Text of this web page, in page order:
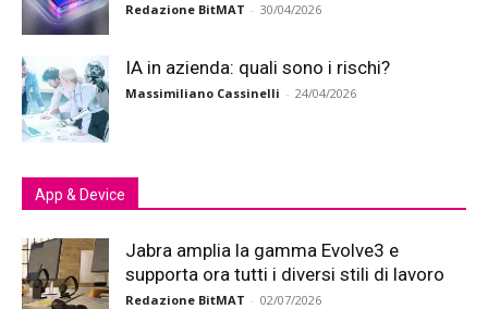
Redazione BitMAT - 30/04/2026
IA in azienda: quali sono i rischi?
Massimiliano Cassinelli - 24/04/2026
App & Device
Jabra amplia la gamma Evolve3 e
supporta ora tutti i diversi stili di lavoro
Redazione BitMAT - 02/07/2026